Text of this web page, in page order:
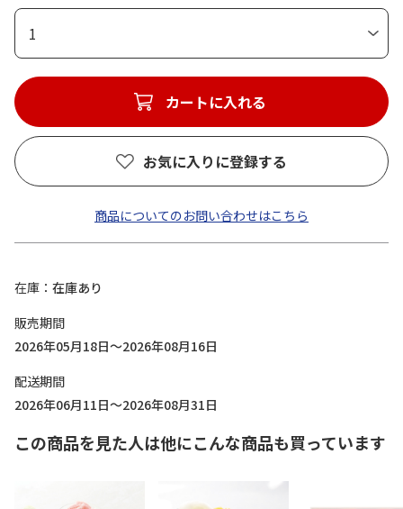
1
カートに入れる
お気に入りに登録する
商品についてのお問い合わせはこちら
在庫
在庫あり
販売期間
2026年05月18日～2026年08月16日
配送期間
2026年06月11日～2026年08月31日
この商品を見た人は他にこんな商品も買っています